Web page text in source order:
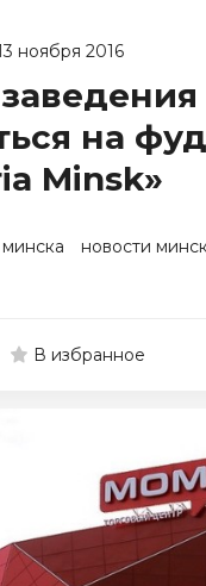
ноября 2016
на
Minsk»
новости
В избранное